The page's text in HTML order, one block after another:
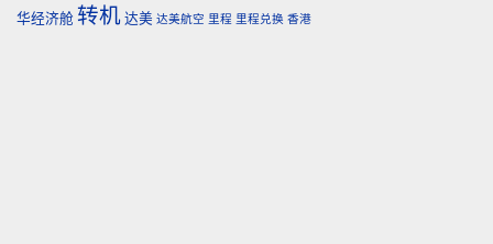
华经济舱 转机达美 达美航空 里程 里程兑换 香港